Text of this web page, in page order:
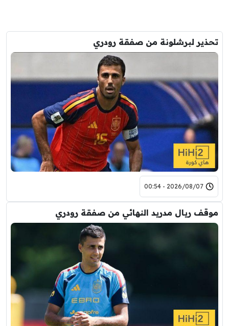
تحذير لبرشلونة من صفقة رودري
2026/08/07 - 00:54
موقف ريال مدريد النهائي من صفقة رودري